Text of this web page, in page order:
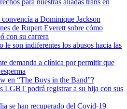
para nuestras aliadas trans en
convencía a Dominique Jackson
de Rupert Everett sobre cómo
con su carrera
le son indiferentes los abusos hacia las
demanda a clínica por permitir que
en “The Boys in the Band”?
LGBT podrá registrar a su hija con sus
se han recuperado del Covid-19